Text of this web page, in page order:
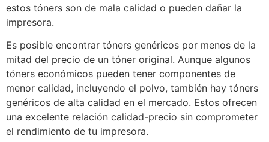
estos tóners son de mala calidad o pueden dañar la
impresora.
Es posible encontrar tóners genéricos por menos de la
mitad del precio de un tóner original. Aunque algunos
tóners económicos pueden tener componentes de
menor calidad, incluyendo el polvo, también hay tóners
genéricos de alta calidad en el mercado. Estos ofrecen
una excelente relación calidad-precio sin comprometer
el rendimiento de tu impresora.